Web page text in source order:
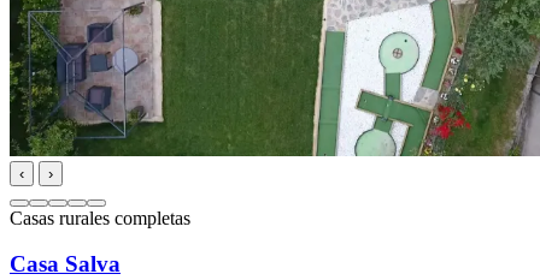
‹ ›
Casas rurales completas
Casa Salva